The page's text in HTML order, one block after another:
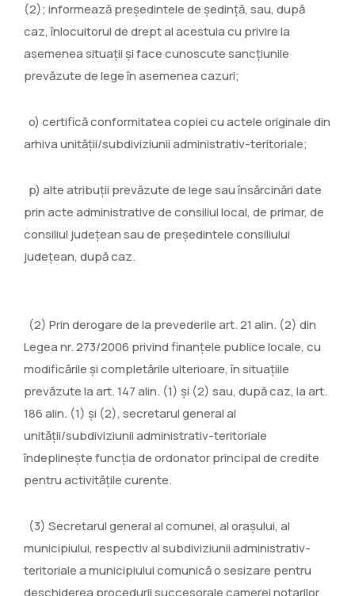
(2); informează preşedintele de şedinţă, sau, după
caz, înlocuitorul de drept al acestuia cu privire la
asemenea situaţii şi face cunoscute sancţiunile
prevăzute de lege în asemenea cazuri;
o) certifică conformitatea copiei cu actele originale din
arhiva unităţii/subdiviziunii administrativ-teritoriale;
p) alte atribuţii prevăzute de lege sau însărcinări date
prin acte administrative de consiliul local, de primar, de
consiliul judeţean sau de preşedintele consiliului
judeţean, după caz.
(2) Prin derogare de la prevederile art. 21 alin. (2) din
Legea nr. 273/2006 privind finanţele publice locale, cu
modificările şi completările ulterioare, în situaţiile
prevăzute la art. 147 alin. (1) şi (2) sau, după caz, la art.
186 alin. (1) şi (2), secretarul general al
unităţii/subdiviziunii administrativ-teritoriale
îndeplineşte funcţia de ordonator principal de credite
pentru activităţile curente.
(3) Secretarul general al comunei, al oraşului, al
municipiului, respectiv al subdiviziunii administrativ-
teritoriale a municipiului comunică o sesizare pentru